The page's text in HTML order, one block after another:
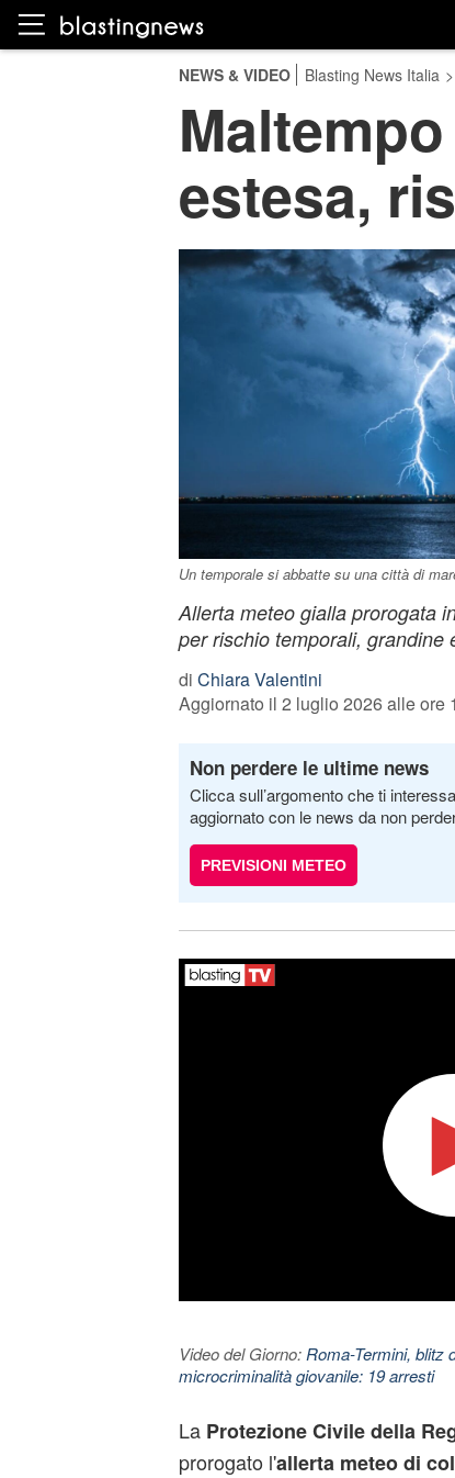
NEWS & VIDEO Blasting News Italia >
estesa,
Un temporale si abbatte su una città di
Allerta meteo gialla prorogata
per rischio temporali, grandine
di Chiara Valentini
Aggiornato il 2 luglio 2026 alle ore
Non perdere le ultime news
Clicca sull’argomento che ti
aggiornato con le news da non
PREVISIONI METEO
Video del Giorno: Roma-Termini, blitz
microcriminalità giovanile: 19 arresti
La Protezione Civile della
prorogato l'allerta meteo di